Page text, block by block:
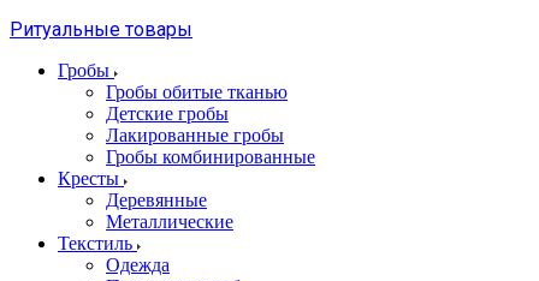
Ритуальные товары
Гробы
Гробы обитые тканью
Детские гробы
Лакированные гробы
Гробы комбинированные
Кресты
Деревянные
Металлические
Текстиль
Одежда